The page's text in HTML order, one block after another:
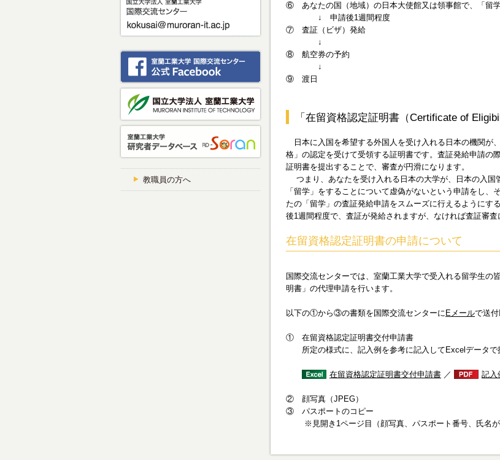
⑥ あなたの国（地域）の日本大使館又は領事館で、「留
↓ 申請後1週間程度
⑦ 査証（ビザ）発給
↓
⑧ 航空券の予約
↓
⑨ 渡日
「在留資格認定証明書（Certificate of
日本に入国を希望する外国人を受け入れる日本の機関が
格」の認定を受けて受領する証明書です。査証発給申請の
証明書を提出することで、審査が円滑になります。
つまり、あなたを受け入れる日本の大学が、日本の入国
「留学」をすることについて虚偽がないという申請をし
たの「留学」の査証発給申請をスムーズに行えるようにす
後1週間程度で、査証が発給されますが、なければ査証審査
在留資格認定証明書の申請について
国際交流センターでは、室蘭工業大学で受入れる留学生の
明書」の代理申請を行います。
以下の①から③の書類を国際交流センターに Eメールで送付
① 在留資格認定証明書交付申請書
所定の様式に、記入例を参考に記入してExcelデータで
在留資格認定証明書交付申請書 ／ 記入
② 顔写真（JPEG）
③ パスポートのコピー
※見開き1ページ目（顔写真、パスポート番号、氏名
教職員の方へ